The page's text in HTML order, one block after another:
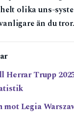
olika uns-
än du tror.
Trupp
Legia